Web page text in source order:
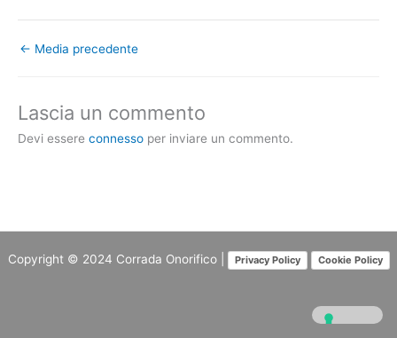
← Media precedente
Lascia un commento
Devi essere connesso per inviare un commento.
Copyright © 2024 Corrada Onorifico| Privacy Policy Cookie Policy